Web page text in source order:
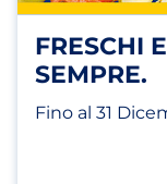
FRESCHI
SEMPRE.
Fino al 31